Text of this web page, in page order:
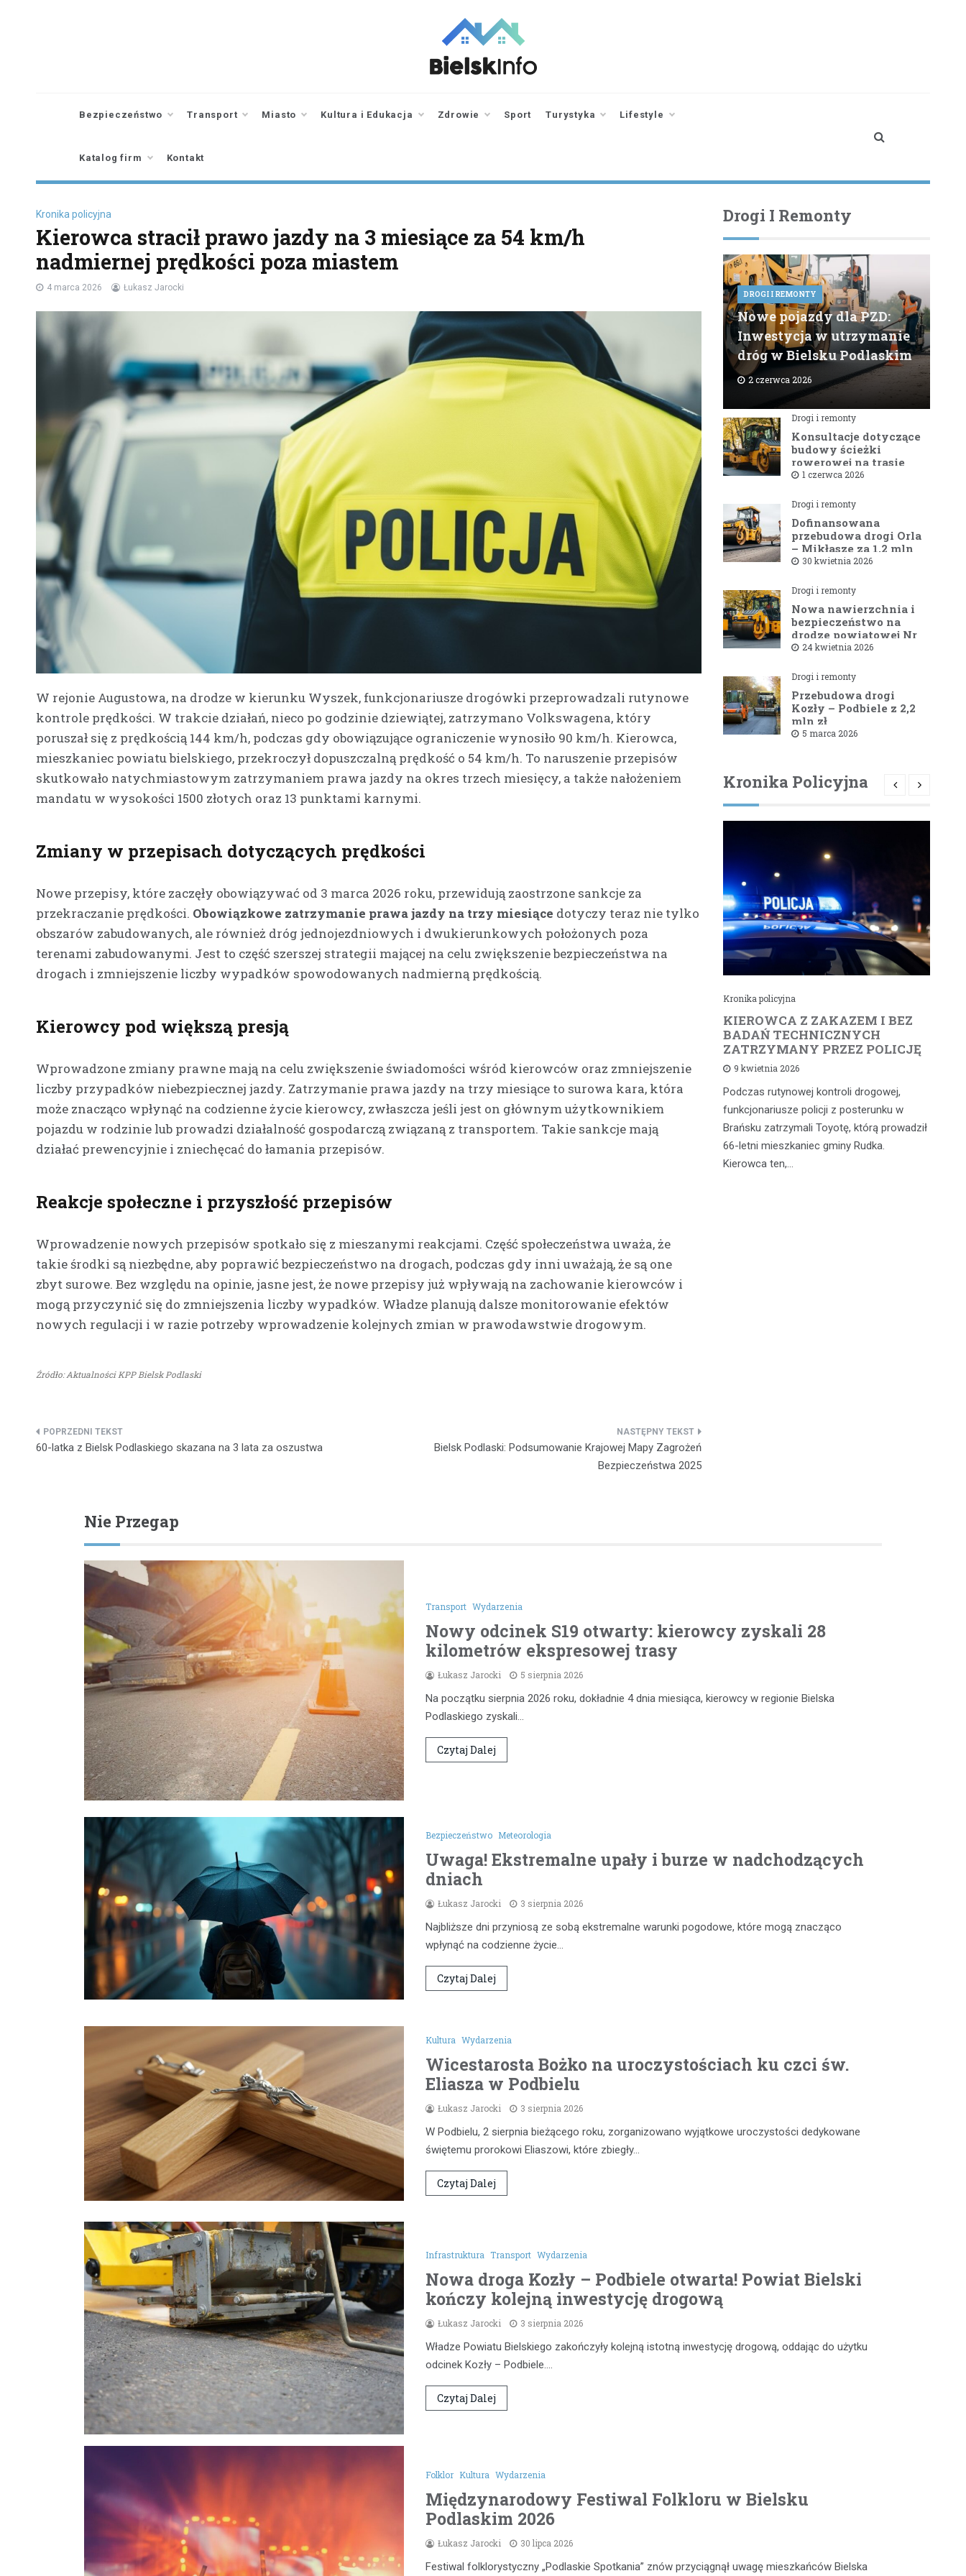
Bielska
Bezpieczeństwo Transport Miasto Kultura i Edukacja Zdrowie Sport Turystyka Lifestyle
Katalog firm Kontakt
Kronika policyjna
Kierowca stracił prawo jazdy na 3 miesiące za 54 km/h
nadmiernej prędkości poza miastem
4 marca 2026 Łukasz Jarocki
W rejonie Augustowa, na drodze w kierunku Wyszek, funkcjonariusze drogówki przeprowadzali rutynowe
kontrole prędkości. W trakcie działań, nieco po godzinie dziewiątej, zatrzymano Volkswagena, który
poruszał się z prędkością 144 km/h, podczas gdy obowiązujące ograniczenie wynosiło 90 km/h. Kierowca,
mieszkaniec powiatu bielskiego, przekroczył dopuszczalną prędkość o 54 km/h. To naruszenie przepisów
skutkowało natychmiastowym zatrzymaniem prawa jazdy na okres trzech miesięcy, a także nałożeniem
mandatu w wysokości 1500 złotych oraz 13 punktami karnymi.
Zmiany w przepisach dotyczących prędkości
Nowe przepisy, które zaczęły obowiązywać od 3 marca 2026 roku, przewidują zaostrzone sankcje za
przekraczanie prędkości. Obowiązkowe zatrzymanie prawa jazdy na trzy miesiące dotyczy teraz nie tylko
obszarów zabudowanych, ale również dróg jednojezdniowych i dwukierunkowych położonych poza
terenami zabudowanymi. Jest to część szerszej strategii mającej na celu zwiększenie bezpieczeństwa na
drogach i zmniejszenie liczby wypadków spowodowanych nadmierną prędkością.
Kierowcy pod większą presją
Wprowadzone zmiany prawne mają na celu zwiększenie świadomości wśród kierowców oraz zmniejszenie
liczby przypadków niebezpiecznej jazdy. Zatrzymanie prawa jazdy na trzy miesiące to surowa kara, która
może znacząco wpłynąć na codzienne życie kierowcy, zwłaszcza jeśli jest on głównym użytkownikiem
pojazdu w rodzinie lub prowadzi działalność gospodarczą związaną z transportem. Takie sankcje mają
działać prewencyjnie i zniechęcać do łamania przepisów.
Reakcje społeczne i przyszłość przepisów
Wprowadzenie nowych przepisów spotkało się z mieszanymi reakcjami. Część społeczeństwa uważa, że
takie środki są niezbędne, aby poprawić bezpieczeństwo na drogach, podczas gdy inni uważają, że są one
zbyt surowe. Bez względu na opinie, jasne jest, że nowe przepisy już wpływają na zachowanie kierowców i
mogą przyczynić się do zmniejszenia liczby wypadków. Władze planują dalsze monitorowanie efektów
nowych regulacji i w razie potrzeby wprowadzenie kolejnych zmian w prawodawstwie drogowym.
Źródło: Aktualności KPP Bielsk Podlaski
Nawigacja
60-latka z Bielsk Podlaskiego skazana na 3 lata za oszustwa
Bielsk Podlaski: Podsumowanie Krajowej Mapy Zagrożeń
Bezpieczeństwa 2025
Drogi I Remonty
DROGI I REMONTY
Nowe pojazdy dla PZD:
Inwestycja w utrzymanie
dróg w Bielsku Podlaskim
2 czerwca 2026
Drogi i remonty
Konsultacje dotyczące
budowy ścieżki
rowerowej na trasie
Bielsk Podlaski —
1 czerwca 2026
Drogi i remonty
Dofinansowana
przebudowa drogi Orla
– Mikłasze za 1,2 mln
zł rusza w 2026 roku
30 kwietnia 2026
Drogi i remonty
Nowa nawierzchnia i
bezpieczeństwo na
drodze powiatowej Nr
1581B Kowale – Filipy
24 kwietnia 2026
Drogi i remonty
Przebudowa drogi
Kozły – Podbiele z 2,2
mln zł
dofinansowaniem od
5 marca 2026
Kronika Policyjna
zabudowanym
1 kwietnia 2026
Bezpieczeństwo na drogach wciąż
pozostaje palącym problemem, a
Kronika policyjna
KIEROWCA Z ZAKAZEM I BEZ
BADAŃ TECHNICZNYCH
ZATRZYMANY PRZEZ POLICJĘ
9 kwietnia 2026
Podczas rutynowej kontroli drogowej,
funkcjonariusze policji z posterunku w
Brańsku zatrzymali Toyotę, którą prowadził
66-letni mieszkaniec gminy Rudka.
Kierowca ten,…
Nie Przegap
Transport Wydarzenia
Nowy odcinek S19 otwarty: kierowcy zyskali 28
kilometrów ekspresowej trasy
Łukasz Jarocki 5 sierpnia 2026
Na początku sierpnia 2026 roku, dokładnie 4 dnia miesiąca, kierowcy w regionie Bielska
Podlaskiego zyskali…
Czytaj Dalej
Bezpieczeństwo Meteorologia
Uwaga! Ekstremalne upały i burze w nadchodzących
dniach
Łukasz Jarocki 3 sierpnia 2026
Najbliższe dni przyniosą ze sobą ekstremalne warunki pogodowe, które mogą znacząco
wpłynąć na codzienne życie…
Czytaj Dalej
Kultura Wydarzenia
Wicestarosta Bożko na uroczystościach ku czci św.
Eliasza w Podbielu
Łukasz Jarocki 3 sierpnia 2026
W Podbielu, 2 sierpnia bieżącego roku, zorganizowano wyjątkowe uroczystości dedykowane
świętemu prorokowi Eliaszowi, które zbiegły…
Czytaj Dalej
Infrastruktura Transport Wydarzenia
Nowa droga Kozły – Podbiele otwarta! Powiat Bielski
kończy kolejną inwestycję drogową
Łukasz Jarocki 3 sierpnia 2026
Władze Powiatu Bielskiego zakończyły kolejną istotną inwestycję drogową, oddając do użytku
odcinek Kozły – Podbiele.…
Czytaj Dalej
Folklor Kultura Wydarzenia
Międzynarodowy Festiwal Folkloru w Bielsku
Podlaskim 2026
Łukasz Jarocki 30 lipca 2026
Festiwal folklorystyczny „Podlaskie Spotkania” znów przyciągnął uwagę mieszkańców Bielska